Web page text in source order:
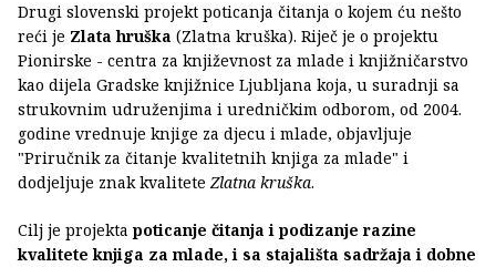
Drugi slovenski projekt poticanja čitanja o kojem ću nešto
reći je Zlata hruška (Zlatna kruška). Riječ je o projektu
Pionirske - centra za književnost za mlade i knjižničarstvo
kao dijela Gradske knjižnice Ljubljana koja, u suradnji sa
strukovnim udruženjima i uredničkim odborom, od 2004.
godine vrednuje knjige za djecu i mlade, objavljuje
"Priručnik za čitanje kvalitetnih knjiga za mlade" i
dodjeljuje znak kvaliteteZlatna kruška.
Cilj je projekta poticanje čitanja i podizanje razine
kvalitete knjiga za mlade, i sa stajališta sadržaja i dobne